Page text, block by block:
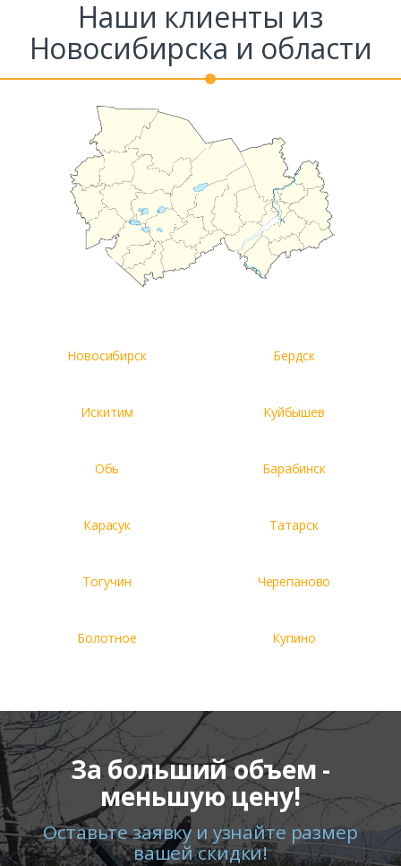
Комментарий к заказу
Наши клиенты из
Новосибирска и области
Новосибирск Бердск
Искитим Куйбышев
Обь Барабинск
Карасук Татарск
Тогучин Черепаново
Болотное Купино
За больший объем -
меньшую цену!
Оставьте заявку и узнайте размер
вашей скидки!